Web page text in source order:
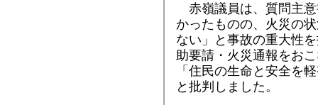
赤嶺議員は、質問主
かったものの、火災の
ない」と事故の重大性
助要請・火災通報をお
「住民の生命と安全を
と批判しました。